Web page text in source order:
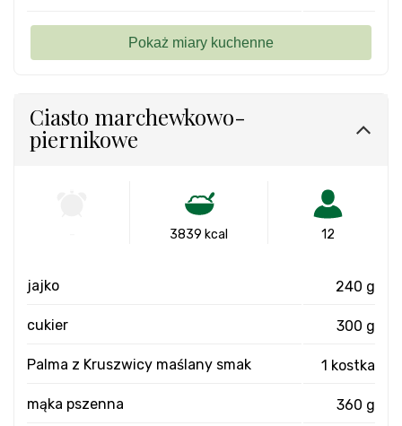
Ciasto marchewkowo-
piernikowe
3839 kcal 12
jajko 240 g
cukier 300 g
Palma z Kruszwicy maślany smak 1 kostka
mąka pszenna 360 g